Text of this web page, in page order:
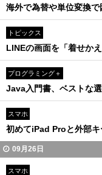
海外で為替や単位変換
トピックス
LINEの画面を「着せか
プログラミング＋
Java入門書、ベストな
スマホ
初めてiPad Proと外部
09月26日
スマホ